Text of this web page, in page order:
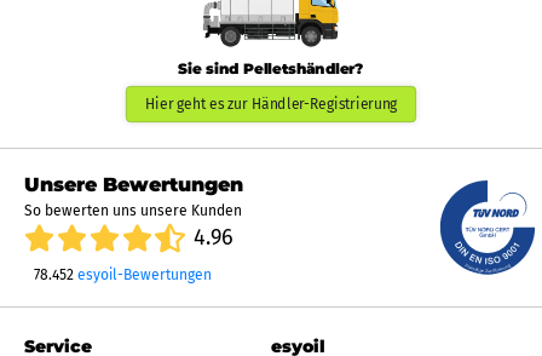
Sie sind Pelletshändler?
Hier geht es zur Händler-Registrierung
Unsere Bewertungen
So bewerten uns unsere Kunden
4.96
78.452 esyoil-Bewertungen
Service esyoil